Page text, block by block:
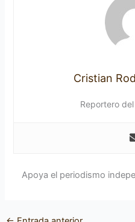
Cristian
Reportero
Apoya el periodismo